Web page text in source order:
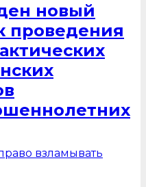
новый
проведения